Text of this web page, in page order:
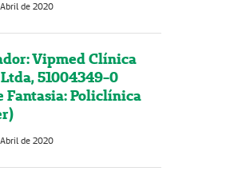
de 2020
Vipmed Clínica
51004349-0
Fantasia: Policlínica
de 2020